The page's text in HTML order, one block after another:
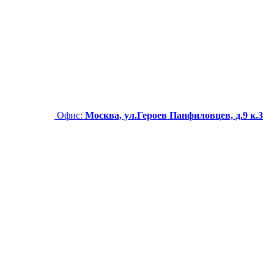
Офис: Москва, ул.Героев Панфиловцев, д.9 к.3